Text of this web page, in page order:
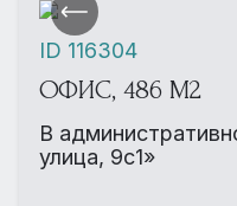
ОФИС, 486 М2
В
улица, 9с1»
ID 116304